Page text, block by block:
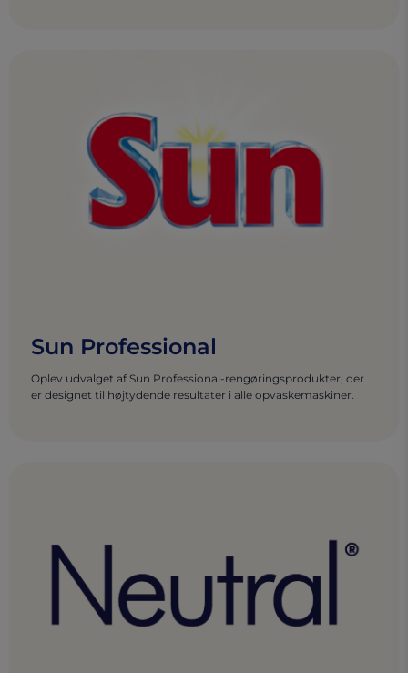
Sun Professional
Oplev udvalget af Sun Professional-rengøringsprodukter, der
er designet til højtydende resultater i alle opvaskemaskiner.